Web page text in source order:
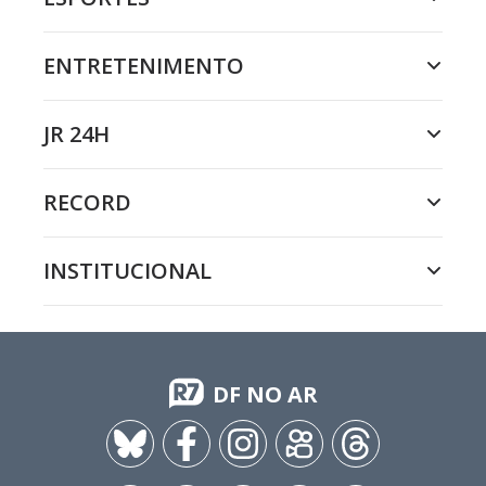
ENTRETENIMENTO
JR 24H
RECORD
INSTITUCIONAL
DF NO AR